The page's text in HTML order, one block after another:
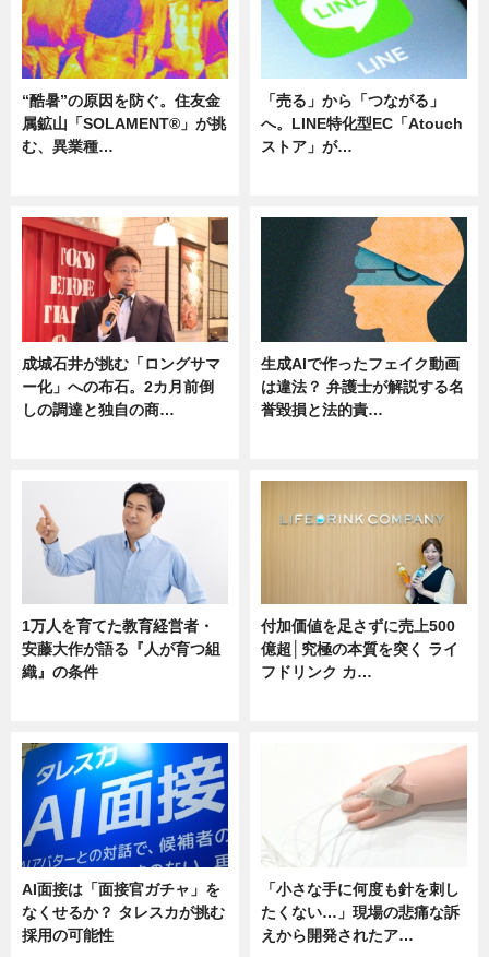
“酷暑”の原因を防ぐ。住友金
属鉱山「SOLAMENT®」が挑
む、異業種…
「売る」から「つながる」
へ。LINE特化型EC「Atouch
ストア」が…
成城石井が挑む「ロングサマ
ー化」への布石。2カ月前倒
しの調達と独自の商…
生成AIで作ったフェイク動画
は違法？ 弁護士が解説する名
誉毀損と法的責…
1万人を育てた教育経営者・
安藤大作が語る『人が育つ組
織』の条件
付加価値を足さずに売上500
億超│究極の本質を突く ライ
フドリンク カ…
AI面接は「面接官ガチャ」を
なくせるか？ タレスカが挑む
採用の可能性
「小さな手に何度も針を刺し
たくない…」現場の悲痛な訴
えから開発されたア…